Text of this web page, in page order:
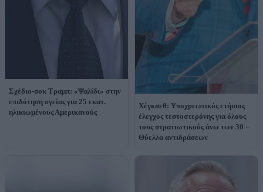
Σχέδιο-σοκ Τραμπ: «Ψαλίδι» στην
επιδότηση υγείας για 25 εκατ.
ηλικιωμένους Αμερικανούς
Χέγκσεθ: Υποχρεωτικός ετήσιος
έλεγχος τεστοστερόνης για όλους
τους στρατιωτικούς άνω των 30 –
Θύελλα αντιδράσεων